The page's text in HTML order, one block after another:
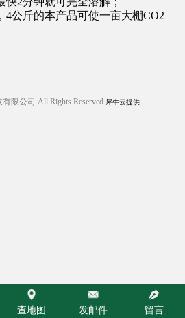
4公斤的本产品可使一亩大棚CO2
限公司.All Rights Reserved 犀牛云提供
查地图 发邮件 留言